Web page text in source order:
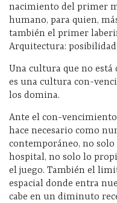
nacimiento del primer
humano, para quien,
también el primer
Arquitectura: posibilidad
Una cultura que no está
es una cultura con-
los domina.
Ante el con-vencimiento
hace necesario como
contemporáneo, no solo
hospital, no solo lo
el juego. También el
espacial donde entra
cabe en un diminuto